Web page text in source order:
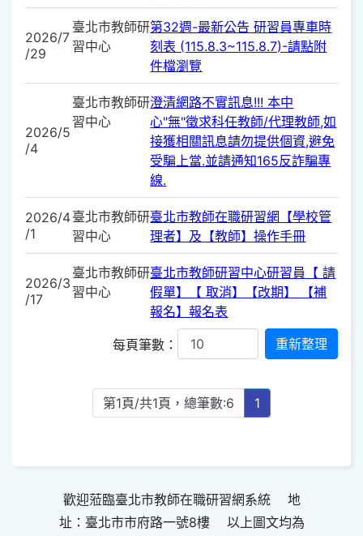
2026/7
/29
臺北市教師研
習中心
第32週-最新公告 研習員專車時
刻表 (115.8.3~115.8.7)-請點附
件檔瀏覽
2026/5
/4
臺北市教師研
習中心
澄清網路不實訊息!!! 本中
心"無"徵求科任教師/代理教師,如
接獲相關訊息請勿提供個資,避免
受騙上當.並請通知165反詐騙專
線.
2026/4
/1
臺北市教師研
習中心
臺北市教師在職研習網【學校管
理者】及【教師】操作手冊
2026/3
/17
臺北市教師研
習中心
臺北市教師研習中心研習員【 請
假單】【 取消】【改期】 【補
報名】報名表
每頁筆數：
第1頁/共1頁，總筆數:6 1
歡迎蒞臨臺北市教師在職研習網系統 地
址：臺北市市府路一號8樓 以上圖文均為